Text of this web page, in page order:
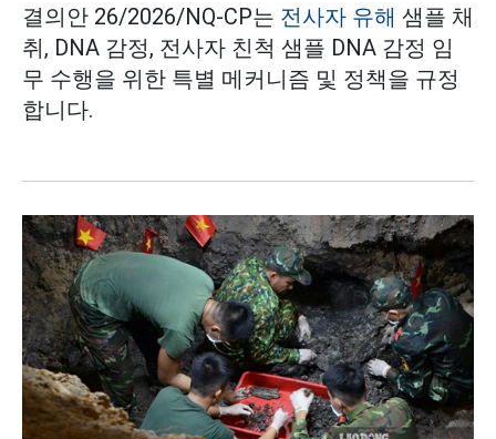
결의안 26/2026/NQ-CP는 전사자 유해 샘플 채
취, DNA 감정, 전사자 친척 샘플 DNA 감정 임
무 수행을 위한 특별 메커니즘 및 정책을 규정
합니다.